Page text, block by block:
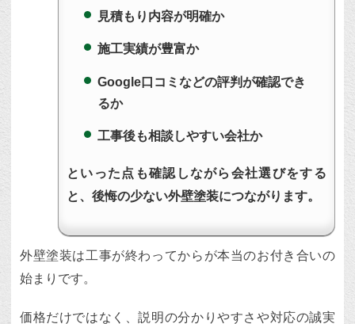
見積もり内容が明確か
施工実績が豊富か
Google口コミなどの評判が確認でき
るか
工事後も相談しやすい会社か
といった点も確認しながら会社選びをする
と、後悔の少ない外壁塗装につながります。
外壁塗装は工事が終わってからが本当のお付き合いの
始まりです。
価格だけではなく、説明の分かりやすさや対応の誠実